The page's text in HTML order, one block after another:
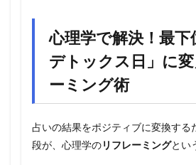
心理学で解決！最下
デトックス日」に
ーミング術
占いの結果をポジティブに変換する
段が、心理学のリフレーミングとい